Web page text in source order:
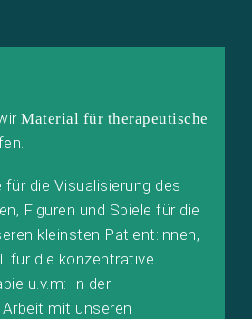
Material für therapeutische
die Visualisierung des
Figuren und Spiele für die
kleinsten Patient:innen,
für die konzentrative
u.v.m: In der
mit unseren